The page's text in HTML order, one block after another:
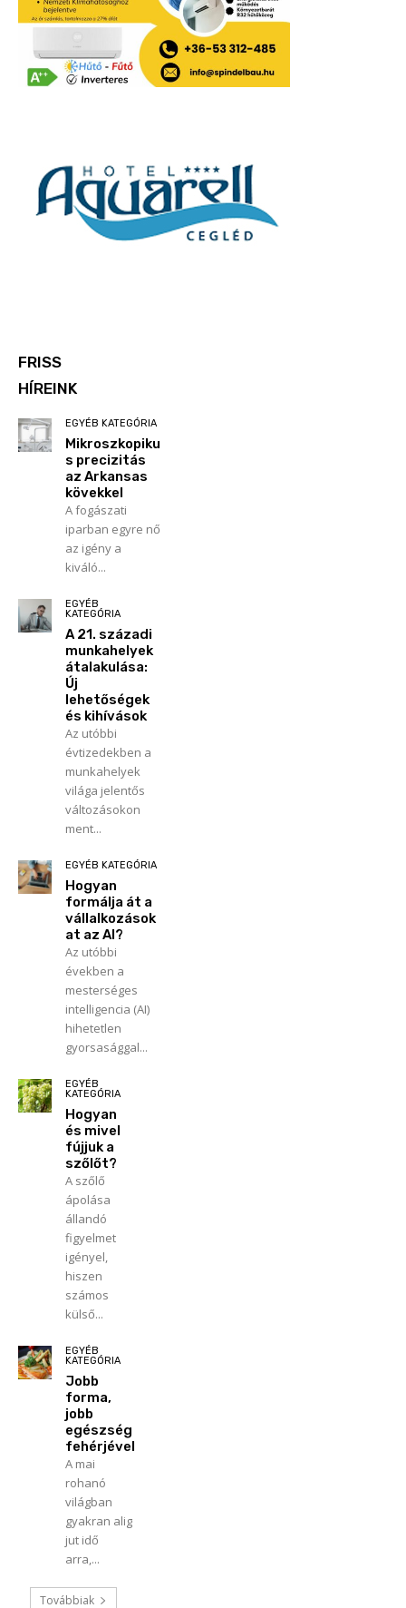
FRISS
HÍREINK
EGYÉB KATEGÓRIA
Mikroszkopiku
s precizitás
az Arkansas
kövekkel
A fogászati
iparban egyre nő
az igény a
kiváló...
EGYÉB
KATEGÓRIA
A 21. századi
munkahelyek
átalakulása:
Új
lehetőségek
és kihívások
Az utóbbi
évtizedekben a
munkahelyek
világa jelentős
változásokon
ment...
EGYÉB KATEGÓRIA
Hogyan
formálja át a
vállalkozások
at az AI?
Az utóbbi
években a
mesterséges
intelligencia (AI)
hihetetlen
gyorsasággal...
EGYÉB
KATEGÓRIA
Hogyan
és mivel
fújjuk a
szőlőt?
A szőlő
ápolása
állandó
figyelmet
igényel,
hiszen
számos
külső...
EGYÉB
KATEGÓRIA
Jobb
forma,
jobb
egészség
fehérjével
A mai
rohanó
világban
gyakran alig
jut idő
arra,...
Továbbiak